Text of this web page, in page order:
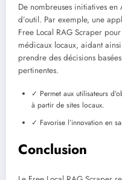
De nombreuses initiatives
d’outil. Par exemple, une
Free Local RAG Scraper
médicaux locaux, aidant
prendre des décisions
pertinentes.
✓ Permet aux utilisateurs
à partir de sites locaux.
✓ Favorise l’innovation en
Conclusion